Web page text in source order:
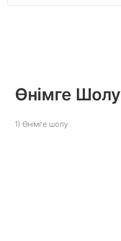
Өнімге Шолу
1) Өнімге шолу